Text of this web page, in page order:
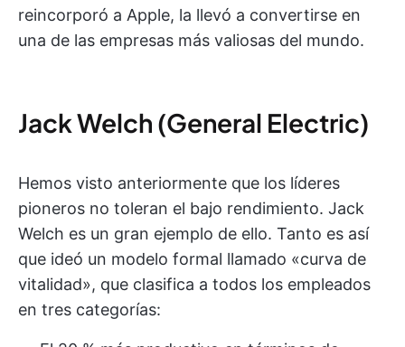
reincorporó a Apple, la llevó a convertirse en
una de las empresas más valiosas del mundo.
Jack Welch (General Electric)
Hemos visto anteriormente que los líderes
pioneros no toleran el bajo rendimiento. Jack
Welch es un gran ejemplo de ello. Tanto es así
que ideó un modelo formal llamado «curva de
vitalidad», que clasifica a todos los empleados
en tres categorías: